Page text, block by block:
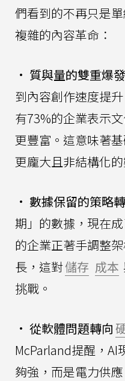
們看到的不再只是
複雜的內容革命：
• 質與量的雙重爆發
到內容創作速度提
有73%的企業表示
更豐富。這意味著
更龐大且非結構化的
• 數據保留的策略轉
期」的數據，現在
的企業正著手調整
長，這對儲存 成本
挑戰。
• 從軟體問題轉向
McParland提醒，AI
夠強，而是電力供